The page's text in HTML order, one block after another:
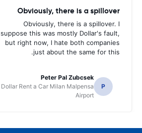
Obviously, there is a spillover
Obviously, there is a spillover. I
suppose this was mostly Dollar's fault,
but right now, I hate both companies
just about the same for this.
P
Peter Pal Zubcsek
Dollar Rent a Car Milan Malpensa
Airport